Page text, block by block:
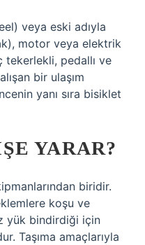
veya eski adıyla
motor veya elektrik
pedallı ve
bir ulaşım
yanı sıra bisiklet
YARAR?
biridir.
koşu ve
yük bindirdiği için
Taşıma amaçlarıyla